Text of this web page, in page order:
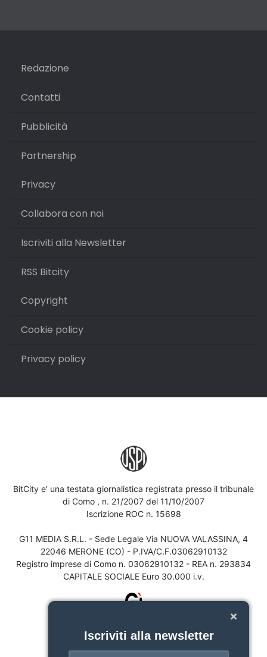
Redazione
Contatti
Pubblicità
Partnership
Privacy
Collabora con noi
Iscriviti alla Newsletter
RSS Bitcity
Copyright
Cookie policy
Privacy policy
BitCity e' una testata giornalistica registrata presso il tribunale
di Como , n. 21/2007 del 11/10/2007
Iscrizione ROC n. 15698
G11 MEDIA S.R.L. - Sede Legale Via NUOVA VALASSINA, 4
22046 MERONE (CO) - P.IVA/C.F.03062910132
Registro imprese di Como n. 03062910132 - REA n. 293834
CAPITALE SOCIALE Euro 30.000 i.v.
Iscriviti alla newsletter